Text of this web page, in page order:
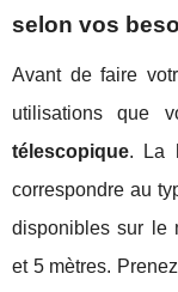
selon vos
Avant de faire
utilisations que
télescopique. La
correspondre au
disponibles sur le
et 5 mètres.